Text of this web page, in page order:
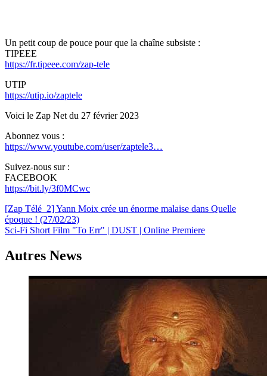
Un petit coup de pouce pour que la chaîne subsiste :
TIPEEE
https://fr.tipeee.com/zap-tele
UTIP
https://utip.io/zaptele
Voici le Zap Net du 27 février 2023
Abonnez vous :
https://www.youtube.com/user/zaptele3…
Suivez-nous sur :
FACEBOOK
https://bit.ly/3f0MCwc
Navigation
de
[Zap Télé_2] Yann Moix crée un énorme malaise dans Quelle
époque ! (27/02/23)
Sci-Fi Short Film "To Err" | DUST | Online Premiere
Autres News